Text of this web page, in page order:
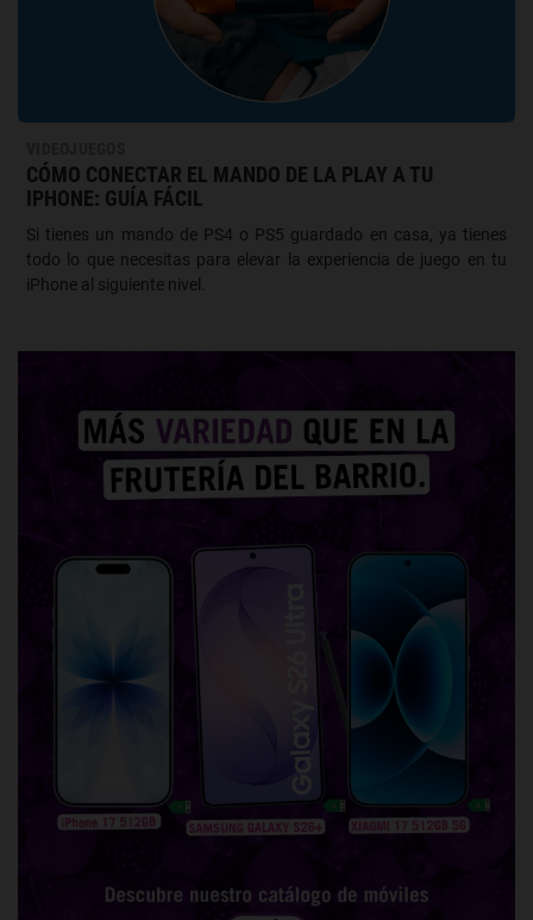
CÓMO CONECTAR EL MANDO DE LA PLAY A TU
IPHONE: GUÍA FÁCIL
Si tienes un mando de PS4 o PS5 guardado en casa, ya tienes
todo lo que necesitas para elevar la experiencia de juego en tu
iPhone al siguiente nivel.